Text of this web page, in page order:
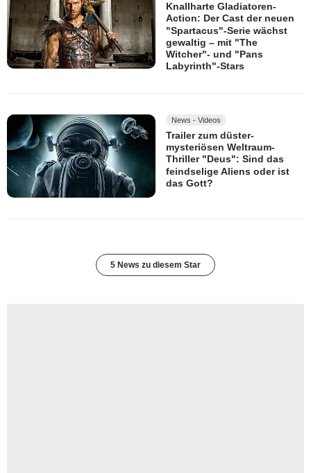
Knallharte Gladiatoren-
Action: Der Cast der neuen
"Spartacus"-Serie wächst
gewaltig – mit "The
Witcher"- und "Pans
Labyrinth"-Stars
News - Videos
Trailer zum düster-
mysteriösen Weltraum-
Thriller "Deus": Sind das
feindselige Aliens oder ist
das Gott?
5 News zu diesem Star